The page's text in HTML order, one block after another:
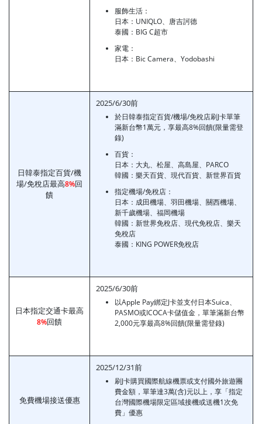
服飾生活：
日本：UNIQLO、唐吉訶德
泰國：BIG C超市
家電：
日本：Bic Camera、Yodobashi
日韓泰指定百貨/機
場/免稅店最高8%回
饋
2025/6/30前
於日韓泰指定百貨/機場/免稅店刷J卡單筆
滿新台幣1萬元，享最高8%回饋(限量需登
錄)
百貨：
日本：大丸、松屋、高島屋、PARCO
韓國：樂天百貨、現代百貨、新世界百貨
指定機場/免稅店：
日本：成田機場、羽田機場、關西機場、
新千歲機場、福岡機場
韓國：新世界免稅店、現代免稅店、樂天
免稅店
泰國：KING POWER免稅店
日本指定交通卡最高
8%回饋
2025/6/30前
以Apple Pay綁定J卡並支付日本Suica、
PASMO或ICOCA卡儲值金，單筆滿新台幣
2,000元享最高8%回饋(限量需登錄)
免費機場接送優惠
2025/12/31前
刷J卡購買國際航線機票或支付國外旅遊團
費金額，單筆達3萬(含)元以上，享「指定
台灣國際機場限定區域接機或送機1次免
費」優惠